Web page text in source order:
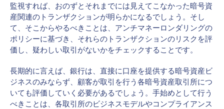
監視すれば、おのずとそれまでには見えてこなかった暗号資
産関連のトランザクションが明らかになるでしょう。そし
て、そこからやるべきことは、アンチマネーロンダリングの
ポリシーに基づき、それらのトランザクションのリスクを評
価し、疑わしい取引がないかをチェックすることです。
長期的に言えば、銀行は、直接に口座を提供する暗号資産ビ
ジネスのみならず、顧客が取引を行う各暗号資産取引所につ
いても評価していく必要があるでしょう。手始めとして行う
べきことは、各取引所のビジネスモデルやコンプライアンス